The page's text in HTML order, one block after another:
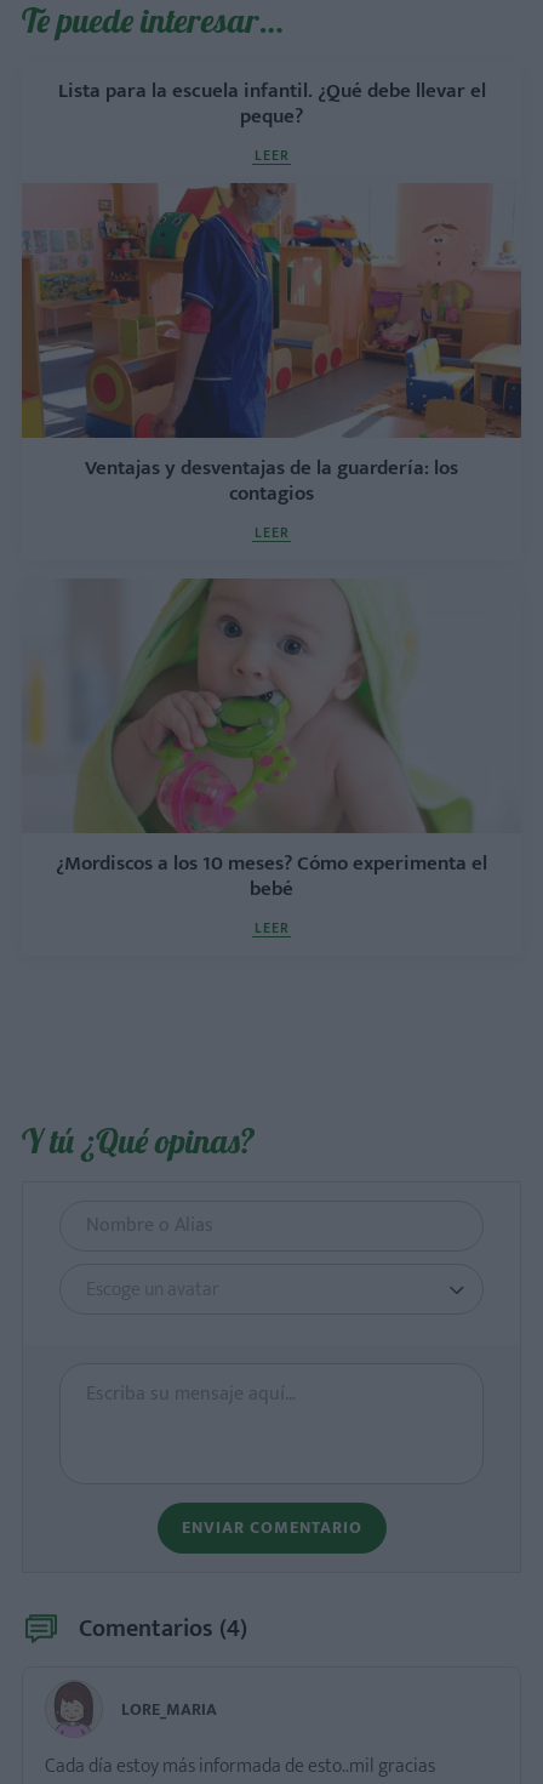
Te puede interesar…
Lista para la escuela infantil. ¿Qué debe llevar el
peque?
LEER
Ventajas y desventajas de la guardería: los
contagios
LEER
¿Mordiscos a los 10 meses? Cómo experimenta el
bebé
LEER
Y tú ¿Qué opinas?
Escoge un avatar
ENVIAR COMENTARIO
Comentarios (4)
LORE_MARIA
Cada día estoy más informada de esto..mil gracias